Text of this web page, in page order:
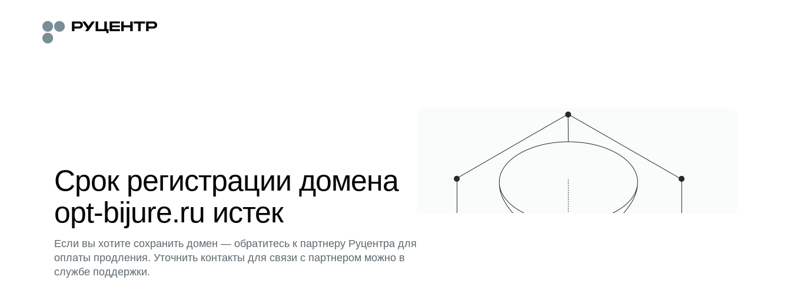
Срок регистрации домена
opt-bijure.ru истек
Если вы хотите сохранить домен — обратитесь к партнеру Руцентра для
оплаты продления. Уточнить контакты для связи с партнером можно в
службе поддержки.